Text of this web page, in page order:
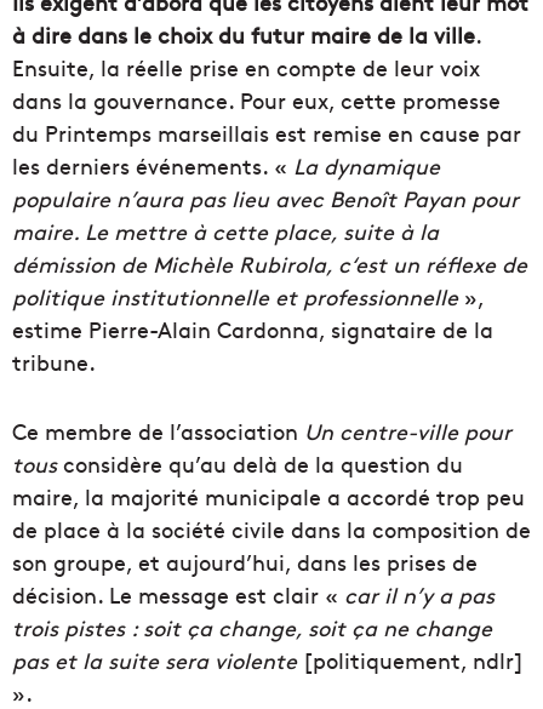
à dire dans le choix du futur maire de la ville.
Ensuite, la réelle prise en compte de leur voix
dans la gouvernance. Pour eux, cette promesse
du Printemps marseillais est remise en cause par
les derniers événements. « La dynamique
populaire n’aura pas lieu avec Benoît Payan pour
maire. Le mettre à cette place, suite à la
démission de Michèle Rubirola, c‘est un réflexe de
politique institutionnelle et professionnelle»,
estime Pierre-Alain Cardonna, signataire de la
tribune.
Ce membre de l’association Un centre-ville pour
tousconsidère qu’au delà de la question du
maire, la majorité municipale a accordé trop peu
de place à la société civile dans la composition de
son groupe, et aujourd’hui, dans les prises de
décision. Le message est clair « car il n’y a pas
trois pistes : soit ça change, soit ça ne change
pas et la suite sera violente[politiquement, ndlr]
».